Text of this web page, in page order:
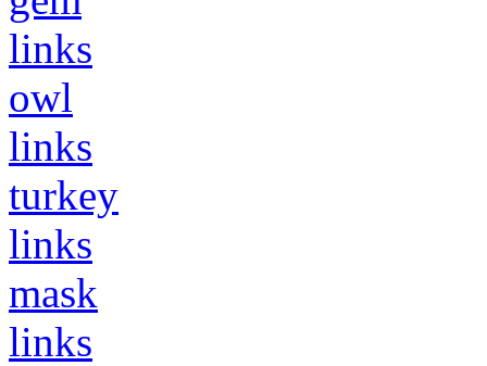
links
owl
links
turkey
links
mask
links